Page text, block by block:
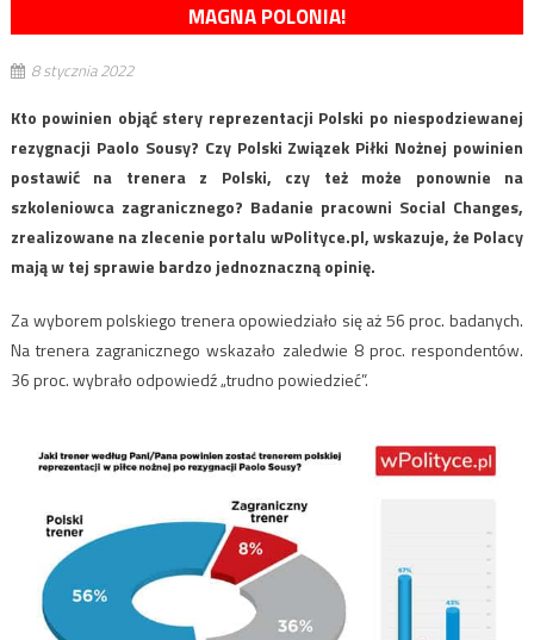
MAGNA POLONIA!
8 stycznia 2022
Kto powinien objąć stery reprezentacji Polski po niespodziewanej
rezygnacji Paolo Sousy? Czy Polski Związek Piłki Nożnej powinien
postawić na trenera z Polski, czy też może ponownie na
szkoleniowca zagranicznego? Badanie pracowni Social Changes,
zrealizowane na zlecenie portalu wPolityce.pl, wskazuje, że Polacy
mają w tej sprawie bardzo jednoznaczną opinię.
Za wyborem polskiego trenera opowiedziało się aż 56 proc. badanych.
Na trenera zagranicznego wskazało zaledwie 8 proc. respondentów.
36 proc. wybrało odpowiedź „trudno powiedzieć”.